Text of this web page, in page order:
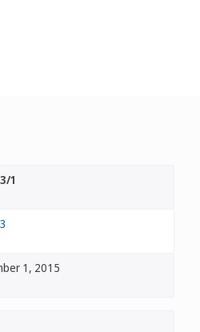
1
1, 2015